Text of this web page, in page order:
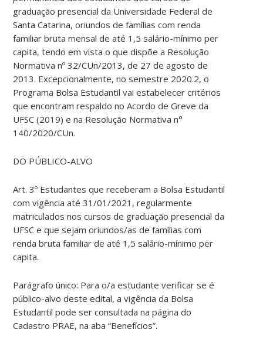
graduação presencial da Universidade Federal de
Santa Catarina, oriundos de famílias com renda
familiar bruta mensal de até 1,5 salário-mínimo per
capita, tendo em vista o que dispõe a Resolução
Normativa nº 32/CUn/2013, de 27 de agosto de
2013. Excepcionalmente, no semestre 2020.2, o
Programa Bolsa Estudantil vai estabelecer critérios
que encontram respaldo no Acordo de Greve da
UFSC (2019) e na Resolução Normativa n°
140/2020/CUn.
DO PÚBLICO-ALVO
Art. 3º Estudantes que receberam a Bolsa Estudantil
com vigência até 31/01/2021, regularmente
matriculados nos cursos de graduação presencial da
UFSC e que sejam oriundos/as de famílias com
renda bruta familiar de até 1,5 salário-mínimo per
capita.
Parágrafo único: Para o/a estudante verificar se é
público-alvo deste edital, a vigência da Bolsa
Estudantil pode ser consultada na página do
Cadastro PRAE, na aba “Benefícios”.